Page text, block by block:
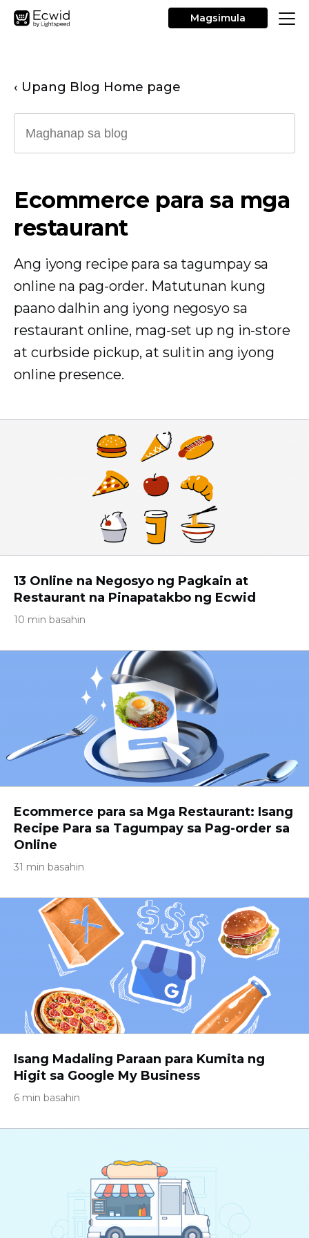
Magsimula
‹ Upang Blog Home page
Ecommerce para sa mga
restaurant
Ang iyong recipe para sa tagumpay sa
online na pag-order. Matutunan kung
paano dalhin ang iyong negosyo sa
restaurant online, mag-set up ng in-store
at curbside pickup, at sulitin ang iyong
online presence.
13 Online na Negosyo ng Pagkain at
Restaurant na Pinapatakbo ng Ecwid
10 min basahin
Ecommerce para sa Mga Restaurant: Isang
Recipe Para sa Tagumpay sa Pag-order sa
Online
31 min basahin
Isang Madaling Paraan para Kumita ng
Higit sa Google My Business
6 min basahin